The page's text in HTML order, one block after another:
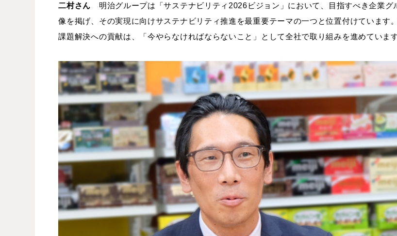
二村さん 明治グループは「サステナビリティ2026ビジョン」において、目指すべき企業グ
像を掲げ、その実現に向けサステナビリティ推進を最重要テーマの一つと位置付けています
課題解決への貢献は、「今やらなければならないこと」として全社で取り組みを進めています